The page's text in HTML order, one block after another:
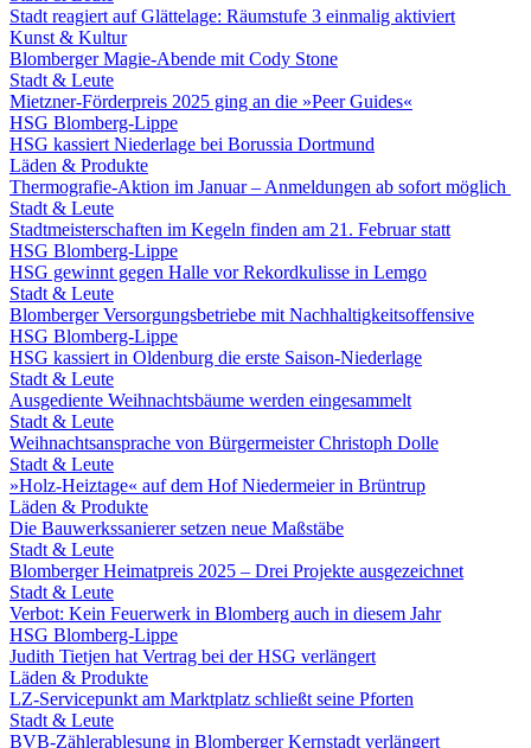
Stadt reagiert auf Glättelage: Räumstufe 3 einmalig aktiviert
Kunst & Kultur
Blomberger Magie-Abende mit Cody Stone
Stadt & Leute
Mietzner-Förderpreis 2025 ging an die »Peer Guides«
HSG Blomberg-Lippe
HSG kassiert Niederlage bei Borussia Dortmund
Läden & Produkte
Thermografie-Aktion im Januar – Anmeldungen ab sofort möglich
Stadt & Leute
Stadtmeisterschaften im Kegeln finden am 21. Februar statt
HSG Blomberg-Lippe
HSG gewinnt gegen Halle vor Rekordkulisse in Lemgo
Stadt & Leute
Blomberger Versorgungsbetriebe mit Nachhaltigkeitsoffensive
HSG Blomberg-Lippe
HSG kassiert in Oldenburg die erste Saison-Niederlage
Stadt & Leute
Ausgediente Weihnachtsbäume werden eingesammelt
Stadt & Leute
Weihnachtsansprache von Bürgermeister Christoph Dolle
Stadt & Leute
»Holz-Heiztage« auf dem Hof Niedermeier in Brüntrup
Läden & Produkte
Die Bauwerkssanierer setzen neue Maßstäbe
Stadt & Leute
Blomberger Heimatpreis 2025 – Drei Projekte ausgezeichnet
Stadt & Leute
Verbot: Kein Feuerwerk in Blomberg auch in diesem Jahr
HSG Blomberg-Lippe
Judith Tietjen hat Vertrag bei der HSG verlängert
Läden & Produkte
LZ-Servicepunkt am Marktplatz schließt seine Pforten
Stadt & Leute
BVB-Zählerablesung in Blomberger Kernstadt verlängert